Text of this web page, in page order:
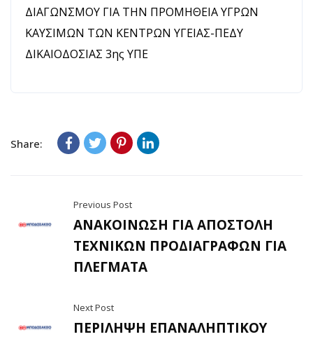
ΔΙΑΓΩΝΣΜΟΥ ΓΙΑ ΤΗΝ ΠΡΟΜΗΘΕΙΑ ΥΓΡΩΝ
ΚΑΥΣΙΜΩΝ ΤΩΝ ΚΕΝΤΡΩΝ ΥΓΕΙΑΣ-ΠΕΔΥ
ΔΙΚΑΙΟΔΟΣΙΑΣ 3ης ΥΠΕ
Share:
Previous Post
ΑΝΑΚΟΙΝΩΣΗ ΓΙΑ ΑΠΟΣΤΟΛΗ
ΤΕΧΝΙΚΩΝ ΠΡΟΔΙΑΓΡΑΦΩΝ ΓΙΑ
ΠΛΕΓΜΑΤΑ
Next Post
ΠΕΡΙΛΗΨΗ ΕΠΑΝΑΛΗΠΤΙΚΟΥ